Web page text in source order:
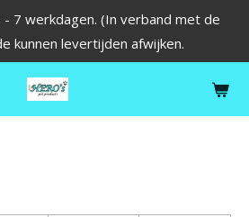
- 7 werkdagen. (In verband met de
kunnen levertijden afwijken.